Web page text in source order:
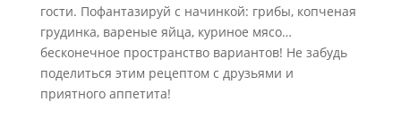
гости. Пофантазируй с начинкой: грибы, копченая
грудинка, вареные яйца, куриное мясо…
бесконечное пространство вариантов! Не забудь
поделиться этим рецептом с друзьями и
приятного аппетита!